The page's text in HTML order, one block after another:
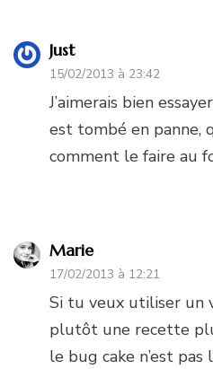
Just
15/02/2013 à 23:42
J’aimerais bien
est tombé en panne,
comment le faire au
Marie
17/02/2013 à 12:21
Si tu veux utiliser un
plutôt une recette
le bug cake n’est